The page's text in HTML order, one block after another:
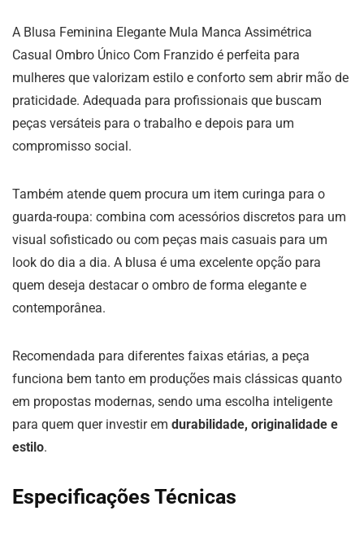
A Blusa Feminina Elegante Mula Manca Assimétrica
Casual Ombro Único Com Franzido é perfeita para
mulheres que valorizam estilo e conforto sem abrir mão de
praticidade. Adequada para profissionais que buscam
peças versáteis para o trabalho e depois para um
compromisso social.
Também atende quem procura um item curinga para o
guarda-roupa: combina com acessórios discretos para um
visual sofisticado ou com peças mais casuais para um
look do dia a dia. A blusa é uma excelente opção para
quem deseja destacar o ombro de forma elegante e
contemporânea.
Recomendada para diferentes faixas etárias, a peça
funciona bem tanto em produções mais clássicas quanto
em propostas modernas, sendo uma escolha inteligente
para quem quer investir em durabilidade, originalidade e
estilo.
Especificações Técnicas